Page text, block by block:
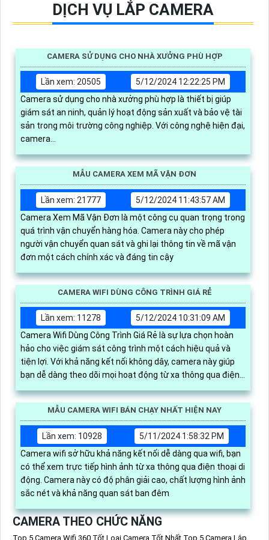
DỊCH VỤ LẮP CAMERA
CAMERA SỬ DỤNG CHO NHÀ XƯỞNG PHÙ HỢP
Lần xem: 20505
5/12/2024 12:22:25 PM
Camera sử dụng cho nhà xưởng phù hợp là thiết bị giúp
giám sát an ninh, quản lý hoạt động sản xuất và bảo vệ tài
sản trong môi trường công nghiệp. Với công nghệ hiện đại,
camera...
MẪU CAMERA XEM MÃ VẬN ĐƠN
Lần xem: 21777
5/12/2024 11:43:57 AM
Camera Xem Mã Vận Đơn là một công cụ quan trọng trong
quá trình vận chuyển hàng hóa. Camera này cho phép
người vận chuyển quan sát và ghi lại thông tin về mã vận
đơn một cách chính xác và đáng tin cậy
CAMERA WIFI DÙNG CÔNG TRÌNH GIÁ RẺ
Lần xem: 11278
5/12/2024 10:31:09 AM
Camera Wifi Dùng Công Trình Giá Rẻ là sự lựa chọn hoàn
hảo cho việc giám sát công trình một cách hiệu quả và
tiện lợi. Với khả năng kết nối không dây, camera này giúp
bạn dễ dàng theo dõi mọi hoạt động từ xa thông qua điện
MẪU CAMERA WIFI BÁN CHẠY NHẤT HIỆN NAY
Lần xem: 10928
5/11/2024 1:58:32 PM
Camera wifi sở hữu khả năng kết nối dễ dàng qua wifi, bạn
có thể xem trực tiếp hình ảnh từ xa thông qua điện thoại di
động. Camera này có độ phân giải cao, chất lượng hình ảnh
sắc nét và khả năng quan sát ban đêm
CAMERA THEO CHỨC NĂNG
Top 5 Camera Wifi 360 Tốt Loại Camera Tốt Nhất Top 5 Camera Lắp